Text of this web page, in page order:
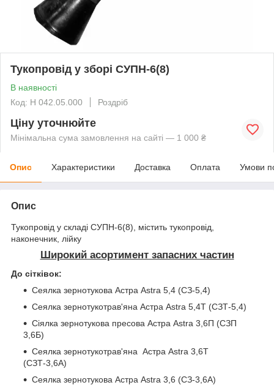
Тукопровід у зборі СУПН-6(8)
В наявності
Код: Н 042.05.000
Роздріб
Ціну уточнюйте
Мінімальна сума замовлення на сайті — 1 000 ₴
Опис Характеристики Доставка Оплата Умови
Опис
Тукопровід у складі СУПН-6(8), містить тукопровід,
наконечник, лійку
Широкий асортимент запасних частин
До сітківок:
Сеялка зернотукова Астра Astra 5,4 (СЗ-5,4)
Сеялка зернотукотрав'яна Астра Astra 5,4Т (СЗТ-5,4)
Сіялка зернотукова пресова Астра Astra 3,6П (СЗП
3,6Б)
Сеялка зернотукотрав'яна Астра Astra 3,6Т
(СЗТ-3,6А)
Сеялка зернотукова Астра Astra 3,6 (СЗ-3,6А)